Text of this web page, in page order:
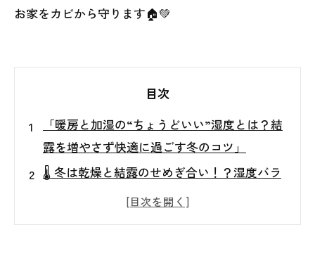
お家をカビから守ります🏠💚
目次
「暖房と加湿の“ちょうどいい”湿度とは？結
露を増やさず快適に過ごす冬のコツ」
🌡️ 冬は乾燥と結露のせめぎ合い！？湿度バラ
ンスが大切な理由
💧 “ちょうどいい湿度”は何％？快適でカビが